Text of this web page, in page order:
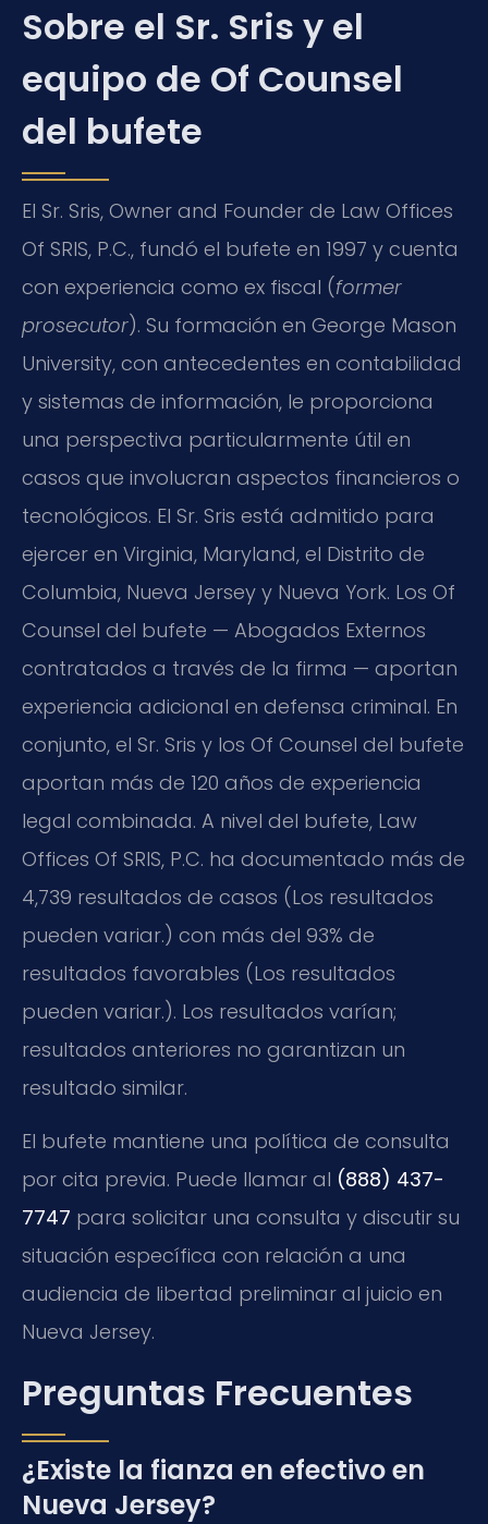
Sobre el Sr. Sris y el
equipo de Of Counsel
del bufete
El Sr. Sris, Owner and Founder de Law Offices
Of SRIS, P.C., fundó el bufete en 1997 y cuenta
con experiencia como ex fiscal (former
prosecutor). Su formación en George Mason
University, con antecedentes en contabilidad
y sistemas de información, le proporciona
una perspectiva particularmente útil en
casos que involucran aspectos financieros o
tecnológicos. El Sr. Sris está admitido para
ejercer en Virginia, Maryland, el Distrito de
Columbia, Nueva Jersey y Nueva York. Los Of
Counsel del bufete — Abogados Externos
contratados a través de la firma — aportan
experiencia adicional en defensa criminal. En
conjunto, el Sr. Sris y los Of Counsel del bufete
aportan más de 120 años de experiencia
legal combinada. A nivel del bufete, Law
Offices Of SRIS, P.C. ha documentado más de
4,739 resultados de casos (Los resultados
pueden variar.) con más del 93% de
resultados favorables (Los resultados
pueden variar.). Los resultados varían;
resultados anteriores no garantizan un
resultado similar.
El bufete mantiene una política de consulta
por cita previa. Puede llamar al (888) 437-
7747 para solicitar una consulta y discutir su
situación específica con relación a una
audiencia de libertad preliminar al juicio en
Nueva Jersey.
Preguntas Frecuentes
¿Existe la fianza en efectivo en
Nueva Jersey?